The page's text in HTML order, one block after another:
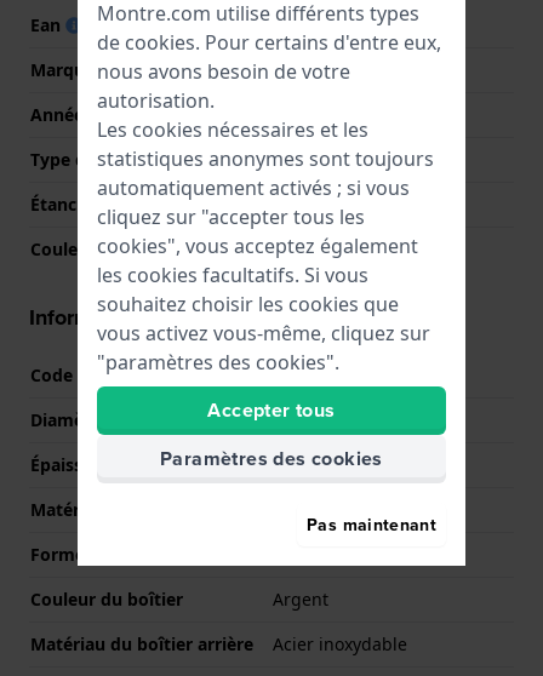
Ean
4013496258363
Marque
Armani Exchange
Année
Type d'affichage
Analogique
Étanchéité
5 Bar (douche)
Couleur du cadran
Vert
Informations boîtier
Code boîtier
AX2708
Diamètre
42 mm
Épaisseur du boîtier
8 mm
Matériel du boîtier
Forme du boîtier
Couleur du boîtier
Argent
Matériau du boîtier arrière
Acier inoxydable
Montre.com utilise différents types
de cookies. Pour certains d'entre eux,
nous avons besoin de votre
autorisation.
Les cookies nécessaires et les
statistiques anonymes sont toujours
automatiquement activés ; si vous
cliquez sur "accepter tous les
cookies", vous acceptez également
les cookies facultatifs. Si vous
souhaitez choisir les cookies que
vous activez vous-même, cliquez sur
"paramètres des cookies".
Accepter tous
Paramètres des cookies
Pas maintenant